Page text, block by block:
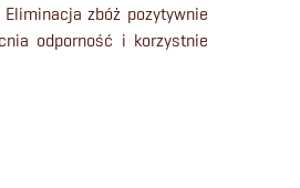
zbóż pozytywnie
odporność i korzystnie